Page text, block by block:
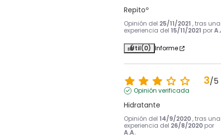
Repitoº
Opinión del 25/11/2021 , tras una
experiencia del 15/11/2021 por
Útil(0) Informe
3/5
Opinión verificada
Hidratante
Opinión del 14/9/2020 , tras una
experiencia del 26/8/2020 por
A.A.